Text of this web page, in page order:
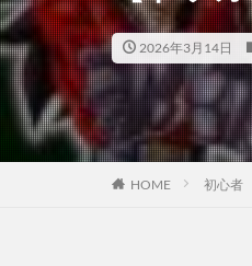
2026年3月14日
HOME 初心者